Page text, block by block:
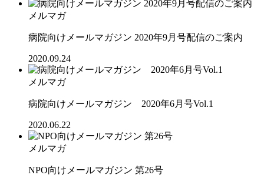
メルマガ
病院向けメールマガジン 2020年9月号配信のご案内
2020.09.24
メルマガ
病院向けメールマガジン 2020年6月号Vol.1
2020.06.22
メルマガ
NPO向けメールマガジン 第26号